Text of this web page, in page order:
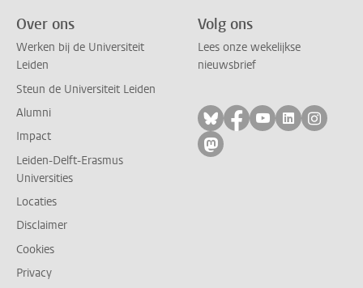
Over ons
Werken bij de Universiteit
Leiden
Steun de Universiteit Leiden
Alumni
Impact
Leiden-Delft-Erasmus
Universities
Locaties
Disclaimer
Cookies
Privacy
Volg ons
Lees onze wekelijkse
nieuwsbrief
Volg ons op bluesky
Volg ons op
Volg ons op
Volg ons
Volg
Volg ons op mastodon